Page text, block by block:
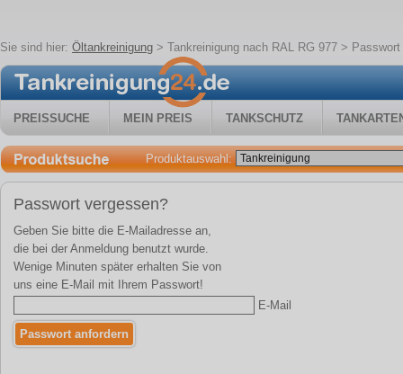
Sie sind hier: Öltankreinigung > Tankreinigung nach RAL RG 977 >
PREISSUCHE MEIN PREIS TANKSCHUTZ
Produktauswahl:
Passwort vergessen?
Geben Sie bitte die E-Mailadresse an,
die bei der Anmeldung benutzt wurde.
Wenige Minuten später erhalten Sie von
uns eine E-Mail mit Ihrem Passwort!
E-Mail